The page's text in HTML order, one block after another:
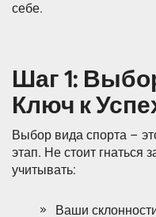
себе.
Шаг 1:
Ключ к
Выбор вида спорта –
этап. Не стоит
учитывать:
Ваши